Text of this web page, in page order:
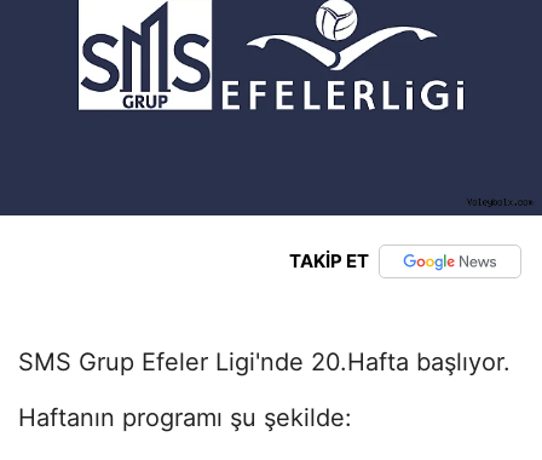
TAKİP ET
SMS Grup Efeler Ligi'nde 20.Hafta başlıyor.
Haftanın programı şu şekilde: